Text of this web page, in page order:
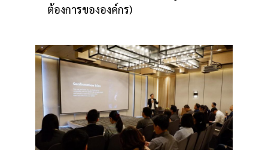
ต้องการขององค์กร)